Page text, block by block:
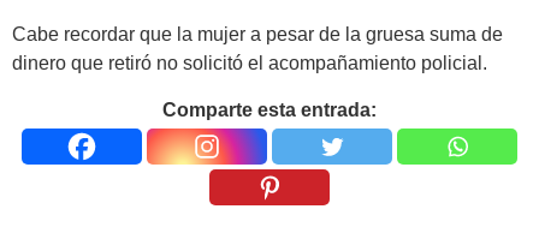
Cabe recordar que la mujer a pesar de la gruesa suma de
dinero que retiró no solicitó el acompañamiento policial.
Comparte esta entrada: